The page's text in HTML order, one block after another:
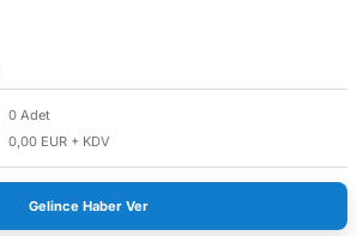
0 Adet
0,00 EUR + KDV
Gelince Haber Ver